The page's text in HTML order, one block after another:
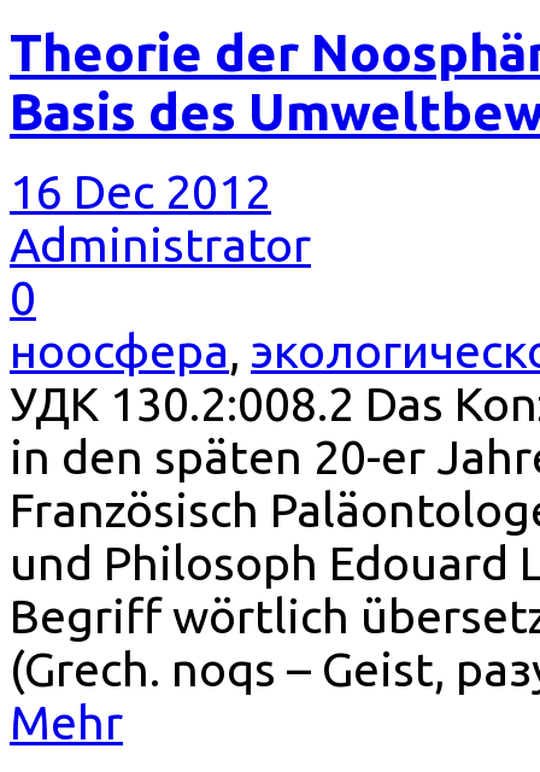
Theorie der
Basis des
16 Dec 2012
Administrator
0
ноосфера,
УДК 130.2:008.2 Das
in den späten 20-er
Französisch
und Philosoph Edouard
Begriff wörtlich
(Grech. noqs – Geist,
Mehr